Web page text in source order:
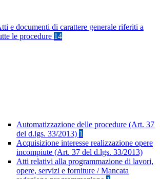
e documenti di carattere generale riferiti a
le procedure 14
Automatizzazione delle procedure (Art. 37
del d.lgs. 33/2013) 1
Acquisizione interesse realizzazione opere
incompiute (Art. 37 del d.lgs. 33/2013)
Atti relativi alla programmazione di lavori,
opere, servizi e forniture / Mancata